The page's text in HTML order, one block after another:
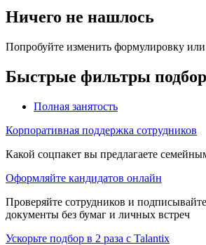
Ничего не нашлось
Попробуйте изменить формулировку
Быстрые фильтры
Полная занятость
Корпоративная поддержка сотрудников
Какой соцпакет вы предлагаете
Оформляйте кандидатов онлайн
Проверяйте сотрудников и
документы без бумаг и личных встреч
Ускорьте подбор в 2 раза с Talantix